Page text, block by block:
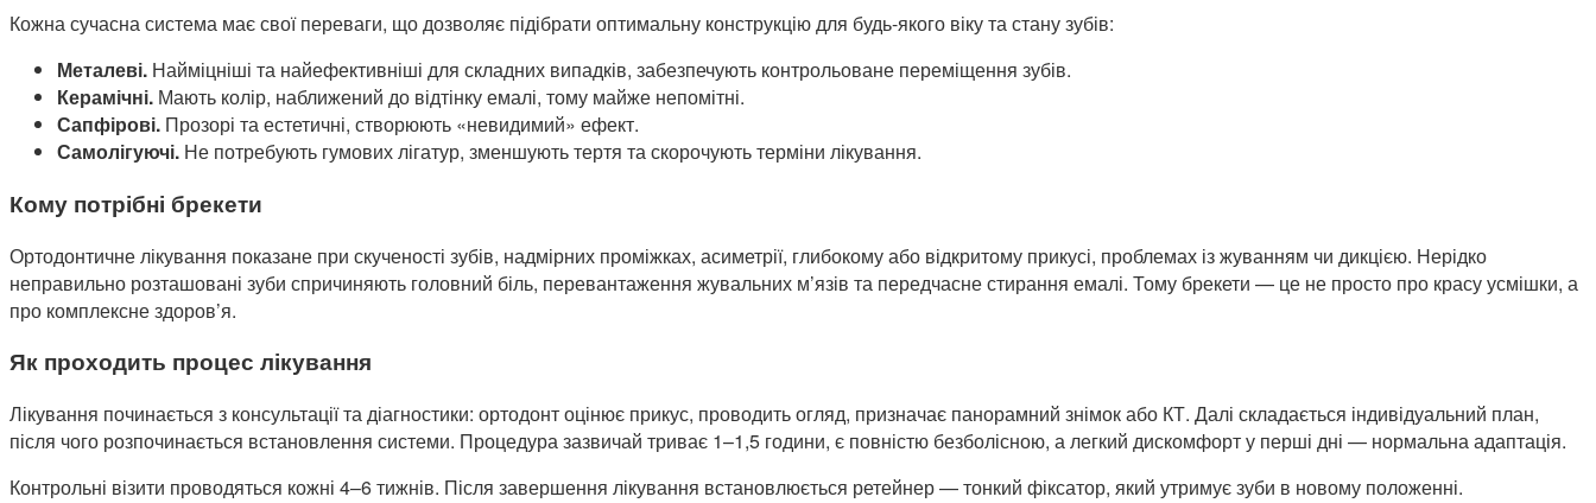
Кожна сучасна система має свої переваги, що дозволяє підібрати оптимальну конструкцію для будь-якого віку та стану зубів:
Металеві. Найміцніші та найефективніші для складних випадків, забезпечують контрольоване переміщення зубів.
Керамічні. Мають колір, наближений до відтінку емалі, тому майже непомітні.
Сапфірові. Прозорі та естетичні, створюють «невидимий» ефект.
Самолігуючі. Не потребують гумових лігатур, зменшують тертя та скорочують терміни лікування.
Кому потрібні брекети
Ортодонтичне лікування показане при скученості зубів, надмірних проміжках, асиметрії, глибокому або відкритому прикусі, проблемах із жуванням чи дикцією. Нерідко
неправильно розташовані зуби спричиняють головний біль, перевантаження жувальних м’язів та передчасне стирання емалі. Тому брекети — це не просто про красу усмішки, а
про комплексне здоров’я.
Як проходить процес лікування
Лікування починається з консультації та діагностики: ортодонт оцінює прикус, проводить огляд, призначає панорамний знімок або КТ. Далі складається індивідуальний план,
після чого розпочинається встановлення системи. Процедура зазвичай триває 1–1,5 години, є повністю безболісною, а легкий дискомфорт у перші дні — нормальна адаптація.
Контрольні візити проводяться кожні 4–6 тижнів. Після завершення лікування встановлюється ретейнер — тонкий фіксатор, який утримує зуби в новому положенні.